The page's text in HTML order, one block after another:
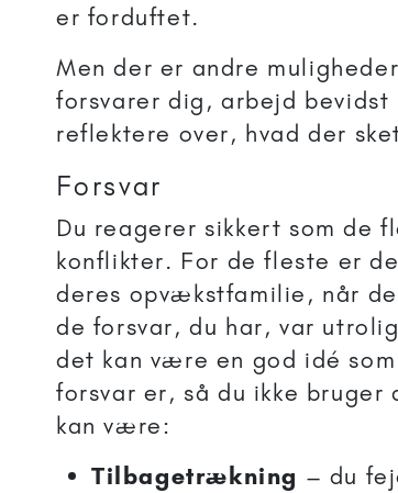
er forduftet.
Men der er andre
forsvarer dig, arbejd
reflektere over, hvad der
Forsvar
Du reagerer sikkert som de
konflikter. For de fleste er
deres opvækstfamilie, når
de forsvar, du har, var
det kan være en god idé
forsvar er, så du ikke
kan være:
Tilbagetrækning – du